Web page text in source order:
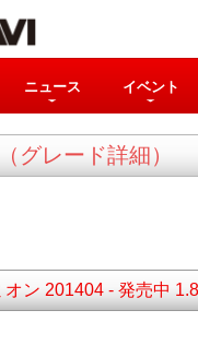
ニュース イベント
グレード詳細）
オン 201404 - 発売中